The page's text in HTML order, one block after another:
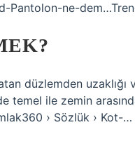
Pantolon-ne-
düzlemden
temel ile zemin
› Sözlük › Kot-